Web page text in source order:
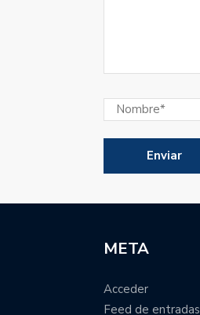
META
Acceder
Feed de entradas